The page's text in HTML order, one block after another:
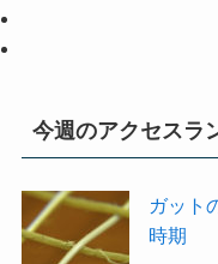
今週のアクセスラ
ガット
時期